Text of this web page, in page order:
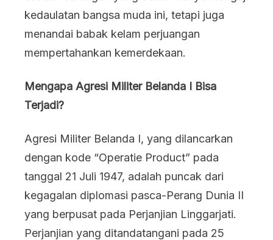
kedaulatan bangsa muda ini, tetapi juga
menandai babak kelam perjuangan
mempertahankan kemerdekaan.
Mengapa Agresi Militer Belanda I Bisa
Terjadi?
Agresi Militer Belanda I, yang dilancarkan
dengan kode “Operatie Product” pada
tanggal 21 Juli 1947, adalah puncak dari
kegagalan diplomasi pasca-Perang Dunia II
yang berpusat pada Perjanjian Linggarjati.
Perjanjian yang ditandatangani pada 25